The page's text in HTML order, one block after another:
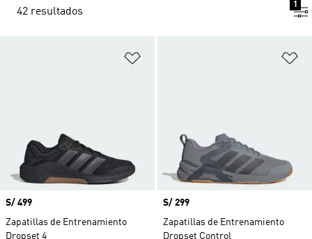
42 resultados
1
Precio
S/ 499
Zapatillas de Entrenamiento
Dropset 4
Precio
S/ 299
Zapatillas de Entrenamiento
Dropset Control